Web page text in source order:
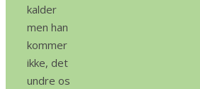
kalder
men han
kommer
ikke, det
undre os